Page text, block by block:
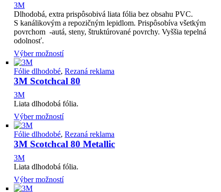
3M
Dlhodobá, extra prispôsobivá liata fólia bez obsahu PVC.
S kanálikovým a repozičným lepidlom. Prispôsobíva všetkým
povrchom -autá, steny, štruktúrované povrchy. Vyššia tepelná
odolnosť.
Výber možností
Fólie dlhodobé, Rezaná reklama
3M Scotchcal 80
3M
Liata dlhodobá fólia.
Výber možností
Fólie dlhodobé, Rezaná reklama
3M Scotchcal 80 Metallic
3M
Liata dlhodobá fólia.
Výber možností